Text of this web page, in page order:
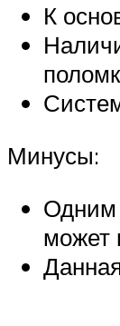
К
Минусы:
Одним
может